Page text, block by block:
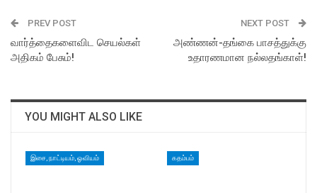
PREV POST
வார்த்தைகளைவிட செயல்கள்
அதிகம் பேசும்!
NEXT POST
அண்ணன்-தங்கை பாசத்துக்கு
உதாரணமான நல்லதங்காள்!
YOU MIGHT ALSO LIKE
இசை, நாட்டியம், ஓவியம் கதம்பம்